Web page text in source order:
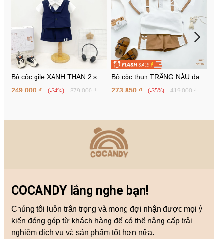
Bộ cộc gile XANH THAN 2 sọc
trắng
249.000 ₫ (-34%) 379.000 ₫
Bộ cộc thun TRẮNG NÂU đai
vai
273.850 ₫ (-35%) 419.000 ₫
COCANDY lắng nghe bạn!
Chúng tôi luôn trân trọng và mong đợi nhận được mọi ý
kiến đóng góp từ khách hàng để có thể nâng cấp trải
nghiệm dịch vụ và sản phẩm tốt hơn nữa.